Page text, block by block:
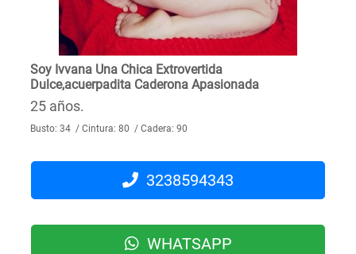
Soy Ivvana Una Chica Extrovertida
Dulce,acuerpadita Caderona Apasionada
25 años.
Busto: 34 / Cintura: 80 / Cadera: 90
3238594343
WHATSAPP